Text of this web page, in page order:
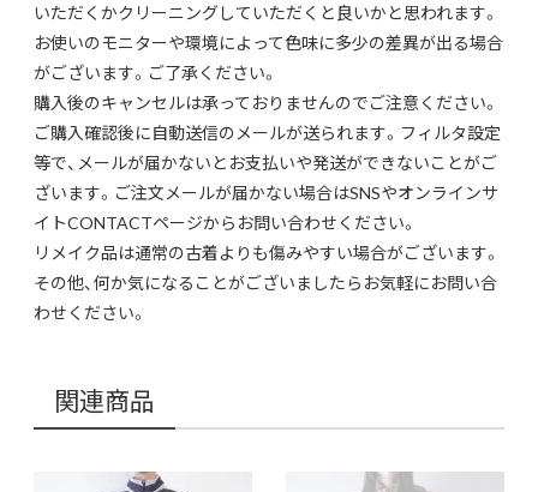
いただくかクリーニングしていただくと良いかと思われます。
お使いのモニターや環境によって色味に多少の差異が出る場合
がございます。ご了承ください。
購入後のキャンセルは承っておりませんのでご注意ください。
ご購入確認後に自動送信のメールが送られます。フィルタ設定
等で、メールが届かないとお支払いや発送ができないことがご
ざいます。ご注文メールが届かない場合はSNSやオンラインサ
イトCONTACTページからお問い合わせください。
リメイク品は通常の古着よりも傷みやすい場合がございます。
その他、何か気になることがございましたらお気軽にお問い合
わせください。
関連商品